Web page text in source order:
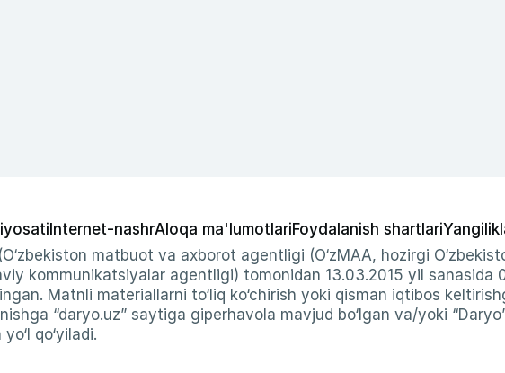
Internet-nashrAloqa ma'lumotlariFoydalanish shartlari
matbuot va axborot agentligi (O‘zMAA, hozirgi
kommunikatsiyalar agentligi) tomonidan 13.03.2015 yil
Matnli materiallarni to‘liq ko‘chirish yoki qisman iqtibos
“daryo.uz” saytiga giperhavola mavjud bo‘lgan va/yoki
qo‘yiladi.